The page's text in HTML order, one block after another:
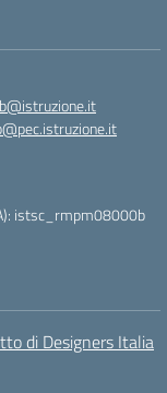
istsc_rmpm08000b
di Designers Italia